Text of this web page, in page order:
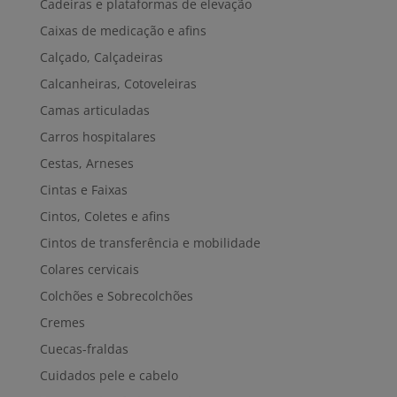
Cadeiras e plataformas de elevação
Caixas de medicação e afins
Calçado, Calçadeiras
Calcanheiras, Cotoveleiras
Camas articuladas
Carros hospitalares
Cestas, Arneses
Cintas e Faixas
Cintos, Coletes e afins
Cintos de transferência e mobilidade
Colares cervicais
Colchões e Sobrecolchões
Cremes
Cuecas-fraldas
Cuidados pele e cabelo